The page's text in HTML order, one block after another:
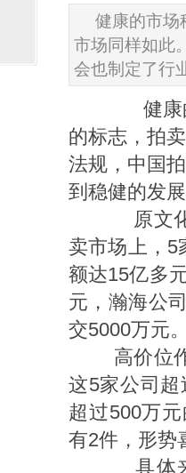
健康的市场
市场同样如此
会也制定了行
健康的
的标志，拍
法规，中国
到稳健的发
原文化
卖市场上，5
额达15亿多
元，瀚海公
交5000万元
高价位
这5家公司
超过500万
有2件，形势
具体来